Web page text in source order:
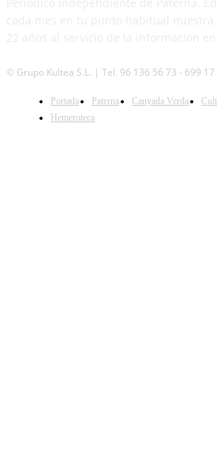
SÍGUENOS
© Grupo Kultea S.L. | Tel. 96 136 56 73 - 699 17
Portada Paterna Canyada Verda
Hemeroteca